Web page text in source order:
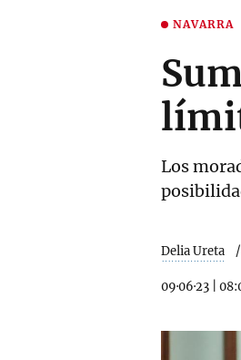
NAVARRA
Los
Delia Ureta
09·06·23